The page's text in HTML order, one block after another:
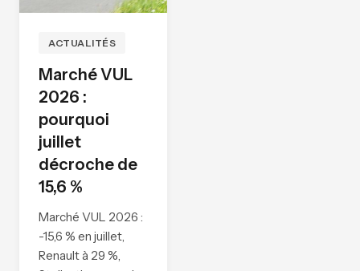
ACTUALITÉS
Marché VUL
2026 :
pourquoi
juillet
décroche de
15,6 %
Marché VUL 2026 :
-15,6 % en juillet,
Renault à 29 %,